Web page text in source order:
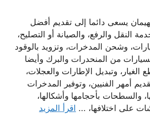
يسعى دائما إلى تقديم أفضل
النقل والرفع، والصيانة أو التصليح،
وشحن المدخرات، وتزويد بالوقود
من المنحدرات والبرك وأيضا
الغيار، وتبديل الإطارات والعجلات،
أمهر الفنيين، وتوفير المدخرات
والسطحات بأحجامها وأشكالها،
على اختلافها، ... اقرأ المزيد